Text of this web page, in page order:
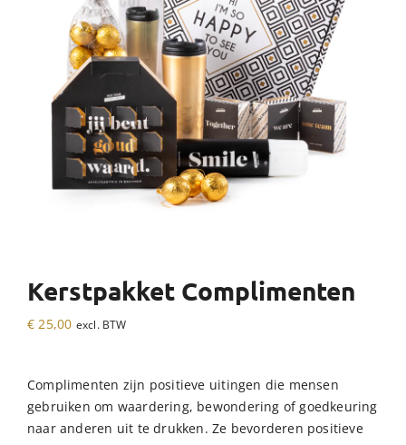
Over Kerst & Kado
Kerstpakket Complimenten
€ 25,00 excl. BTW
Complimenten zijn positieve uitingen die mensen
gebruiken om waardering, bewondering of goedkeuring
naar anderen uit te drukken. Ze bevorderen positieve